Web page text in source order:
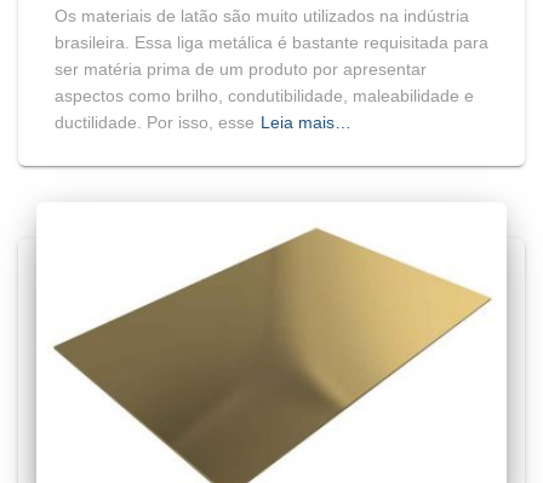
Os materiais de latão são muito utilizados na indústria
brasileira. Essa liga metálica é bastante requisitada para
ser matéria prima de um produto por apresentar
aspectos como brilho, condutibilidade, maleabilidade e
ductilidade. Por isso, esse Leia mais…